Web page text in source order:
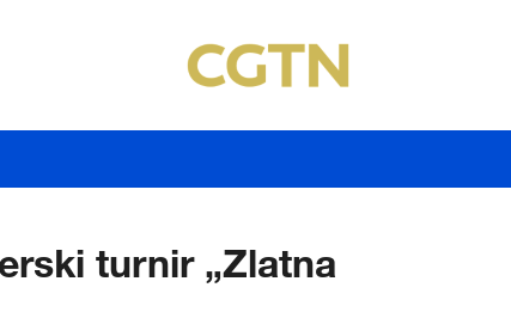
turnir „Zlatna